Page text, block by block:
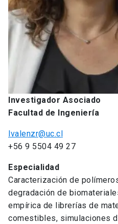
Investigador Asociado
Facultad de Ingeniería
lvalenzr@uc.cl
+56 9 5504 49 27
Especialidad
Caracterización de
degradación de
empírica de librerías de
comestibles, simulaciones